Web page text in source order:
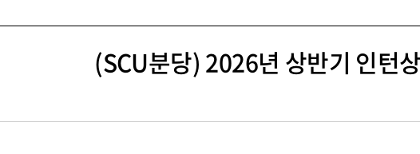
(SCU분당) 2026년 상반기 인턴